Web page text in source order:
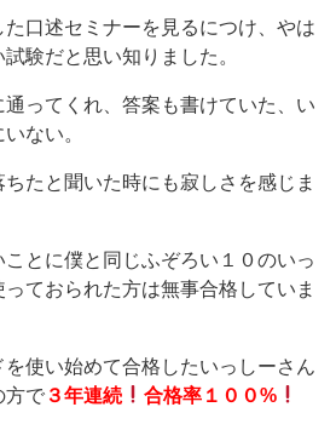
口述セミナーを見るにつけ、やは
験だと思い知りました。
ってくれ、答案も書けていた、い
ない。
たと聞いた時にも寂しさを感じま
とに僕と同じふぞろい１０のいっ
ておられた方は無事合格していま
使い始めて合格したいっしーさん
方で ３年連続 合格率１００%